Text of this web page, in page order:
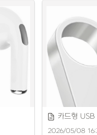
다양한 멀티쿠커 제
카드형
2026/05/08